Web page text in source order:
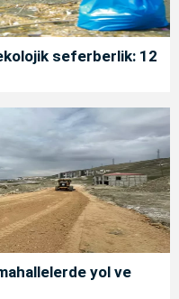
seferberlik: 12
yol ve